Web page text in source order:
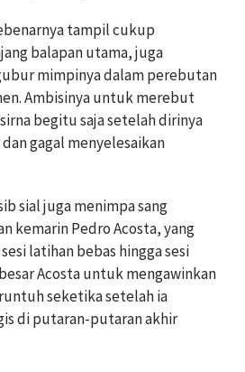
tampil cukup
balapan utama, juga
mimpinya dalam perebutan
Ambisinya untuk merebut
begitu saja setelah dirinya
gagal menyelesaikan
sial juga menimpa sang
kemarin Pedro Acosta, yang
latihan bebas hingga sesi
Acosta untuk mengawinkan
seketika setelah ia
di putaran-putaran akhir